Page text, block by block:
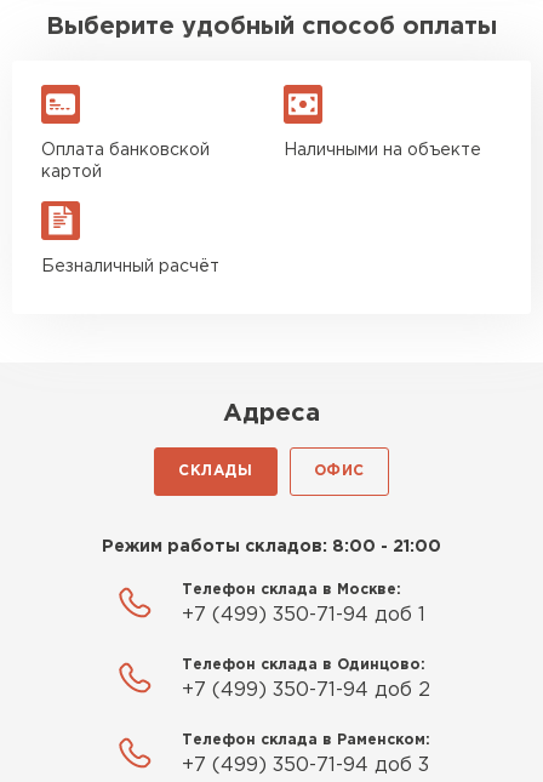
Выберите удобный способ оплаты
Оплата банковской
картой
Наличными на объекте
Безналичный расчёт
Адреса
СКЛАДЫ ОФИС
Режим работы складов: 8:00 - 21:00
Телефон склада в Москве:
+7 (499) 350-71-94 доб 1
Телефон склада в Одинцово:
+7 (499) 350-71-94 доб 2
Телефон склада в Раменском:
+7 (499) 350-71-94 доб 3